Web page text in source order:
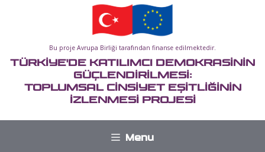
Bu proje Avrupa Birliği tarafından finanse edilmektedir.
TÜRKİYE'DE KATILIMCI DEMOKRASİNİN
GÜÇLENDİRİLMESİ:
TOPLUMSAL CİNSİYET EŞİTLİĞİNİN
İZLENMESİ PROJESİ
Menu